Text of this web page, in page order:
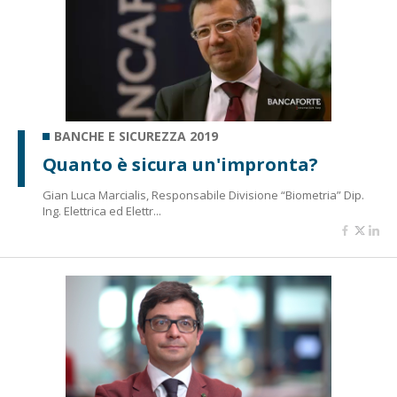
BANCHE E SICUREZZA 2019
Quanto è sicura un'impronta?
Gian Luca Marcialis, Responsabile Divisione “Biometria” Dip.
Ing. Elettrica ed Elettr...